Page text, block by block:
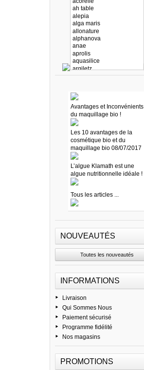
Avantages et Inconvénients
du maquillage bio !
Les 10 avantages de la
cosmétique bio et du
maquillage bio 08/07/2017
L’algue Klamath est une
algue nutritionnelle idéale !
Tous les articles ...
NOUVEAUTÉS
Toutes les nouveautés
INFORMATIONS
Livraison
Qui Sommes Nous
Paiement sécurisé
Programme fidélité
Nos magasins
PROMOTIONS